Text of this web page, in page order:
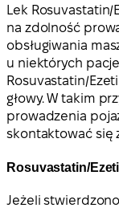
Lek
na zdolność
obsługiwania
u niektórych
Rosuvastatin/
głowy. W takim
prowadzenia
skontaktować się
Rosuvastatin/
Jeżeli